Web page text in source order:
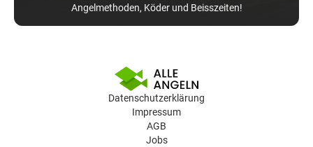
Angelmethoden, Köder und Beisszeiten!
Datenschutzerklärung
Impressum
AGB
Jobs